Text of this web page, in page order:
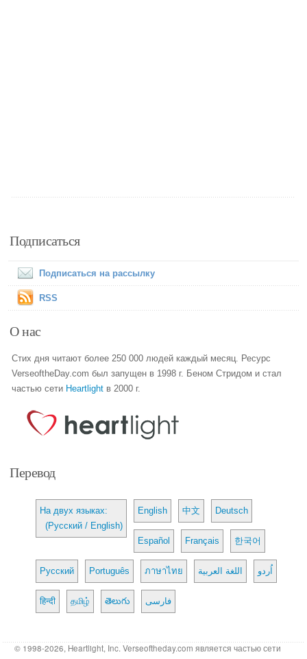
Подписаться
Подписаться на рассылку
RSS
О нас
Стих дня читают более 250 000 людей каждый месяц. Ресурс
VerseoftheDay.com был запущен в 1998 г. Беном Стридом и стал
частью сети Heartlight в 2000 г.
Перевод
На двух языках:
(Русский / English)
English 中文 Deutsch
Español Français 한국어
Русский Português ภาษาไทย اللغة العربية اُردو
हिन्दी தமிழ் తెలుగు فارسی
© 1998-2026, Heartlight, Inc. Verseoftheday.com является частью сети